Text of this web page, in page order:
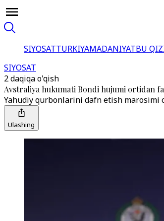
SIYOSATTURKIYAMADANIYATBU
SIYOSAT
2 daqiqa o'qish
Avstraliya hukumati Bondi hujumi ortidan
Yahudiy qurbonlarini dafn etish
Ulashing